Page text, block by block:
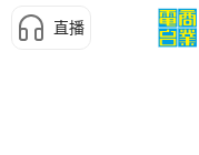
直播